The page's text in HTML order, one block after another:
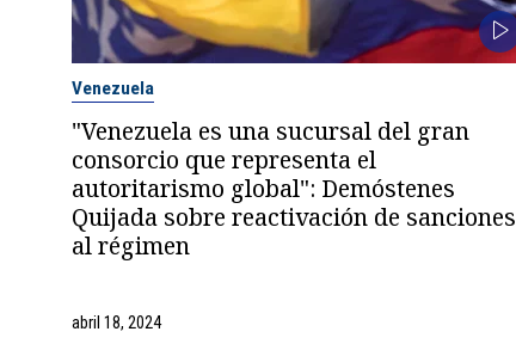
Venezuela
"Venezuela es una sucursal del gran
consorcio que representa el
autoritarismo global": Demóstenes
Quijada sobre reactivación de sanciones
al régimen
abril 18, 2024